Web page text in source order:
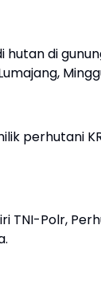
di
perhutani
Polr,